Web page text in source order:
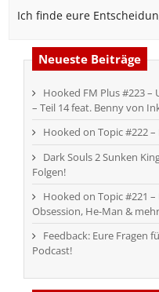
Ich finde eure
Neueste Beiträge
Hooked FM Plus #223 –
– Teil 14 feat. Benny von
Hooked on Topic #222
Dark Souls 2 Sunken
Folgen!
Hooked on Topic #221
Obsession, He-Man &
Feedback: Eure Fragen
Podcast!